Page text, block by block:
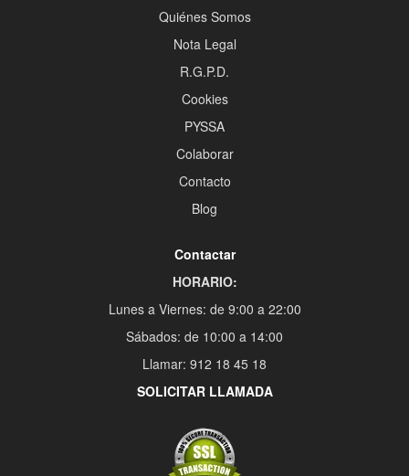
Quiénes Somos
Nota Legal
R.G.P.D.
Cookies
PYSSA
Colaborar
Contacto
Blog
Contactar
HORARIO:
Lunes a Viernes: de 9:00 a 22:00
Sábados: de 10:00 a 14:00
Llamar: 912 18 45 18
SOLICITAR LLAMADA